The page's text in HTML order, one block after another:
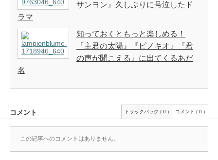
サンヨン』久しぶりに号泣したド
ラマ
知っておくともっと楽しめる！
『主君の太陽』『ピノキオ』『君
の声が聞こえる』に出てくるあだ
名
コメント トラックバック ( 0 ) コメント ( 0 )
この記事へのコメントはありません。